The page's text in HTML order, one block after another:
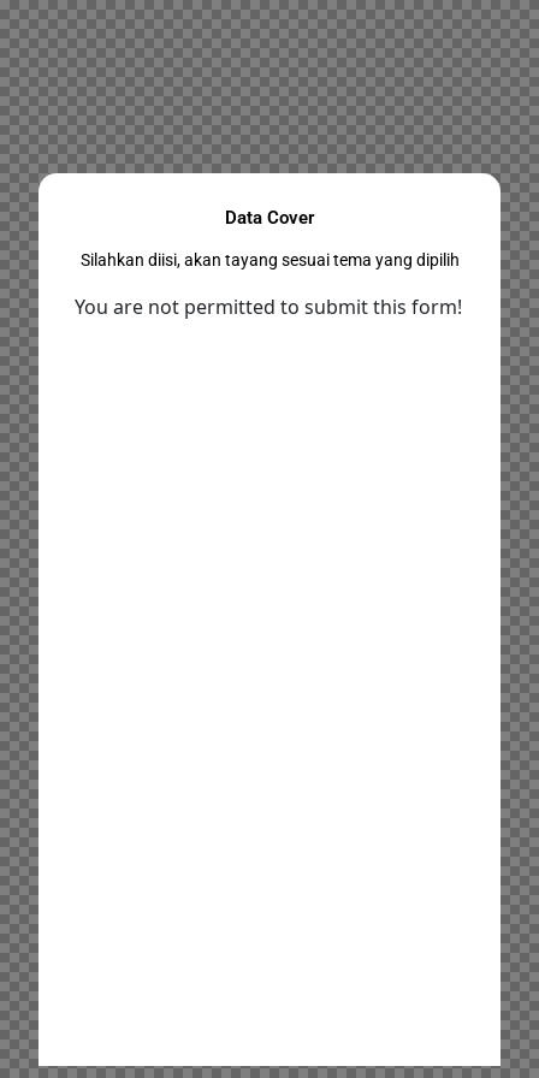
Data Cover
Silahkan diisi, akan tayang sesuai tema yang dipilih
You are not permitted to submit this form!